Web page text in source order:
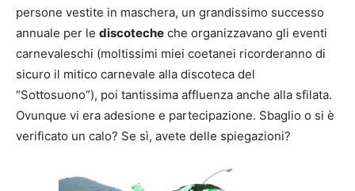
persone vestite in maschera, un grandissimo successo
annuale per le discoteche che organizzavano gli eventi
carnevaleschi (moltissimi miei coetanei ricorderanno di
sicuro il mitico carnevale alla discoteca del
“Sottosuono”), poi tantissima affluenza anche alla sfilata.
Ovunque vi era adesione e partecipazione. Sbaglio o si è
verificato un calo? Se sì, avete delle spiegazioni?